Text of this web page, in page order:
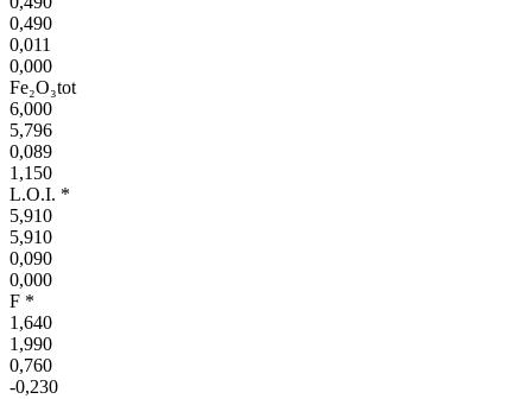
0,490
0,011
0,000
Fe₂O₃tot
6,000
5,796
0,089
1,150
L.O.I. *
5,910
5,910
0,090
0,000
F *
1,640
1,990
0,760
-0,230